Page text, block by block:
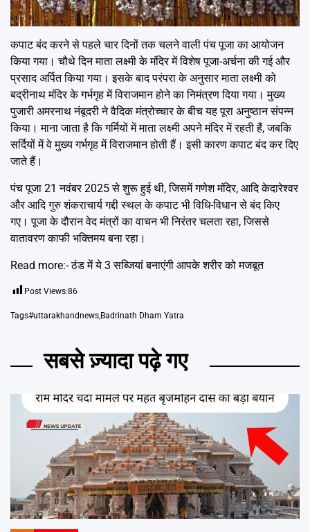
कपाट बंद करने से पहले चार दिनों तक चलने वाली पंच पूजा का आयोजन
किया गया। चौथे दिन माता लक्ष्मी के मंदिर में विशेष पूजा-अर्चना की गई और
प्रसाद अर्पित किया गया। इसके बाद परंपरा के अनुसार माता लक्ष्मी को
बद्रीनाथ मंदिर के गर्भगृह में विराजमान होने का निमंत्रण दिया गया। मुख्य
पुजारी अमरनाथ नंबूदरी ने वैदिक मंत्रोच्चार के बीच यह पूरा अनुष्ठान संपन्न
किया। माना जाता है कि गर्मियों में माता लक्ष्मी अपने मंदिर में रहती हैं, जबकि
सर्दियों में वे मुख्य गर्भगृह में विराजमान होती हैं। इसी कारण कपाट बंद कर दिए
जाते हैं।
पंच पूजा 21 नवंबर 2025 से शुरू हुई थी, जिसमें गणेश मंदिर, आदि केदारेश्वर
और आदि गुरु शंकराचार्य गद्दी स्थल के कपाट भी विधि-विधान से बंद किए
गए। पूजा के दौरान वेद मंत्रों का वाचन भी निरंतर चलता रहा, जिससे
वातावरण काफी भक्तिमय बना रहा।
Read more:-ठंड में ये 3 सब्जियां बनाएंगी आपके शरीर को मजबूत
Post Views:86
Tags#uttarakhandnews Badrinath Dham Yatra
सबसे ज़्यादा पढ़े गए